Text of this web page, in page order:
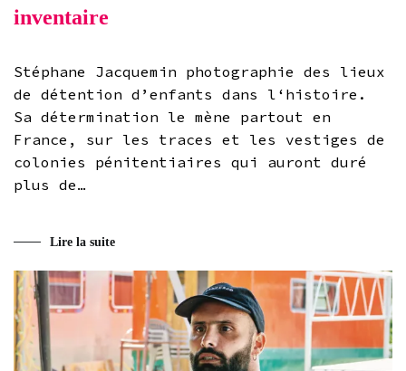
inventaire
Stéphane Jacquemin photographie des lieux
de détention d’enfants dans l‘histoire.
Sa détermination le mène partout en
France, sur les traces et les vestiges de
colonies pénitentiaires qui auront duré
plus de…
Lire la suite